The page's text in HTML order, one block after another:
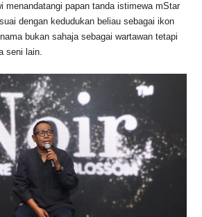
menandatangi papan tanda istimewa mStar
dengan kedudukan beliau sebagai ikon
bukan sahaja sebagai wartawan tetapi
seni lain.